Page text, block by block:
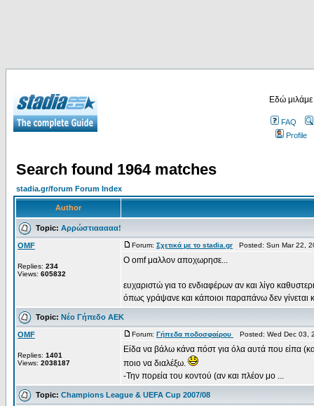
Εδώ
FAQ
Profile
Search found 1964 matches
stadia.gr/forum Forum Index
Author
Topic: Αρρώστιααααα!
OMF
Replies: 234
Views: 605832
Forum: Σχετικά με το stadia.gr Posted: Sun Mar 22,
Ο omf μαλλον αποχωρησε...
ευχαριστώ για το ενδιαφέρων αν και λίγο
όπως γράψανε και κάποιοι παραπάνω δεν γίνεται
Topic: Νέο Γήπεδο ΑΕΚ
OMF
Replies: 1401
Views: 2038187
Forum: Γήπεδα ποδοσφαίρου Posted: Wed Dec 03,
Είδα να βάλω κάνα πόστ για όλα αυτά που είπα
ποιο να διαλέξω.
-Την πορεία του κοντού (αν και πλέον μο ...
Topic: Champions League & UEFA Cup 2007/08